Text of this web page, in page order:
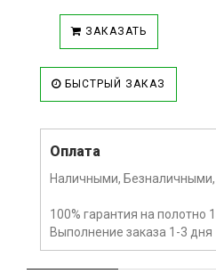
ЗАКАЗАТЬ
БЫСТРЫЙ ЗАКАЗ
Оплата
Наличными, Безналичными,
100% гарантия на полотно
Выполнение заказа 1-3 дня